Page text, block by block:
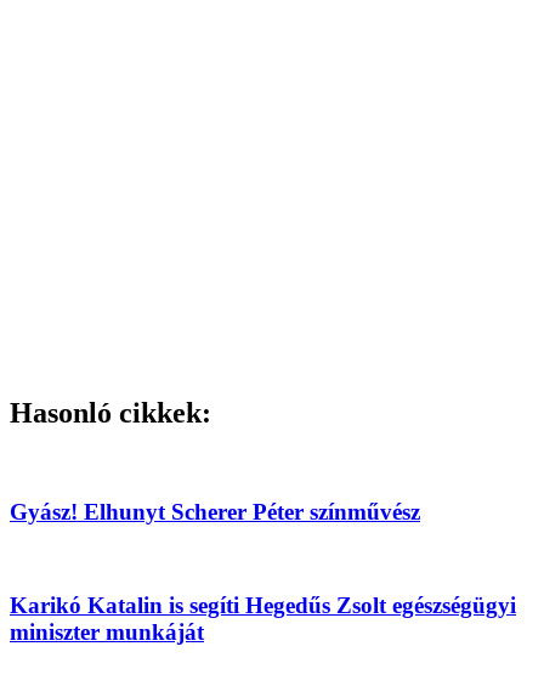
Hasonló cikkek:
Gyász! Elhunyt Scherer Péter színművész
Karikó Katalin is segíti Hegedűs Zsolt egészségügyi
miniszter munkáját